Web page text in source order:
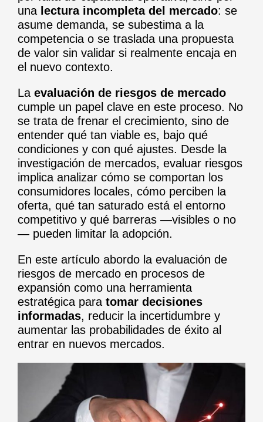
una lectura incompleta del mercado: se
asume demanda, se subestima a la
competencia o se traslada una propuesta
de valor sin validar si realmente encaja en
el nuevo contexto.
La evaluación de riesgos de mercado
cumple un papel clave en este proceso. No
se trata de frenar el crecimiento, sino de
entender qué tan viable es, bajo qué
condiciones y con qué ajustes. Desde la
investigación de mercados, evaluar riesgos
implica analizar cómo se comportan los
consumidores locales, cómo perciben la
oferta, qué tan saturado está el entorno
competitivo y qué barreras —visibles o no
— pueden limitar la adopción.
En este artículo abordo la evaluación de
riesgos de mercado en procesos de
expansión como una herramienta
estratégica para tomar decisiones
informadas, reducir la incertidumbre y
aumentar las probabilidades de éxito al
entrar en nuevos mercados.